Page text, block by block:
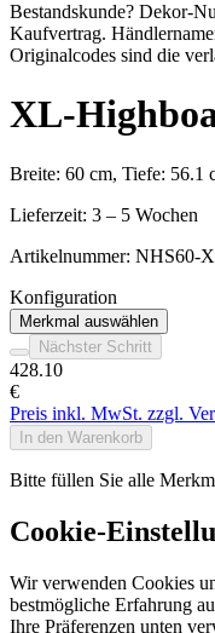
Bestandskunde? Dekor-
Kaufvertrag.
Originalcodes sind die
XL-
Breite: 60 cm, Tiefe: 56.1
Lieferzeit: 3 – 5 Wochen
Artikelnummer: NHS60-X
Konfiguration
Merkmal auswählen
Nächster Schritt
428.10
€
Preis inkl. MwSt. zzgl.
In den Warenkorb
Bitte füllen Sie alle
Cookie-
Wir verwenden Cookies
bestmögliche Erfahrung
Ihre Präferenzen unten